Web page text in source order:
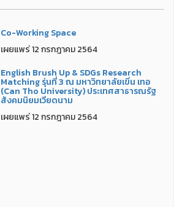
Co-Working Space
เผยแพร่ 12 กรกฎาคม 2564
English Brush Up & SDGs Research
Matching รุ่นที่ 3 ณ มหาวิทยาลัยเขิ่น เทอ
(Can Tho University) ประเทศสาธารณรัฐ
สังคมนิยมเวียดนาม
เผยแพร่ 12 กรกฎาคม 2564